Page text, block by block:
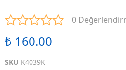
0
₺ 160.00
SKU K4039K